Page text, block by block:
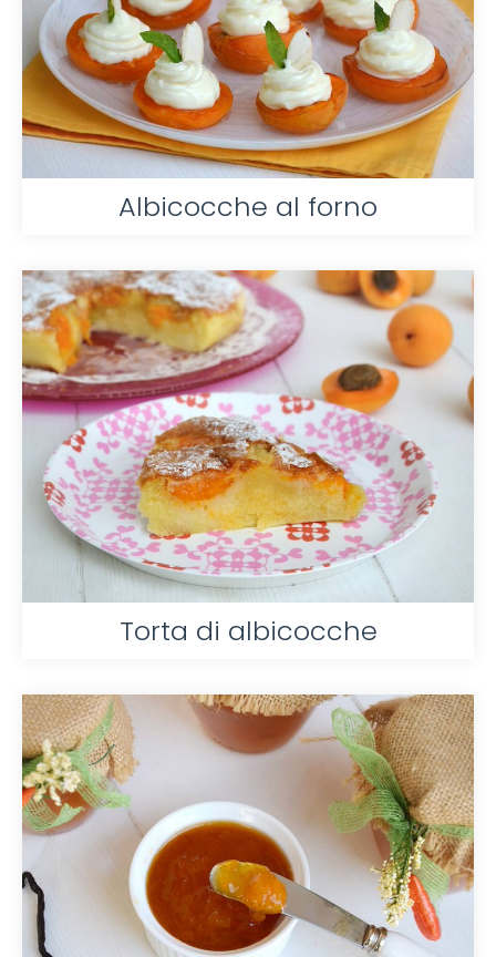
Albicocche al forno
Torta di albicocche